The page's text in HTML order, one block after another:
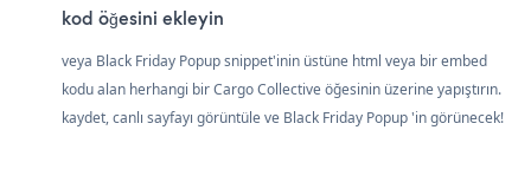
kod öğesini ekleyin
veya Black Friday Popup snippet'inin üstüne html veya bir embed
kodu alan herhangi bir Cargo Collective öğesinin üzerine yapıştırın.
kaydet, canlı sayfayı görüntüle ve Black Friday Popup 'in görünecek!